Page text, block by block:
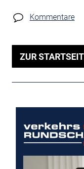
Kommentare
ZUR